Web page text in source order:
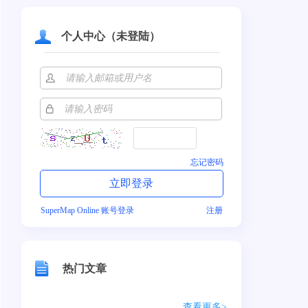
个人中心（未登陆）
忘记密码
SuperMap Online 账号登录 注册
热门文章